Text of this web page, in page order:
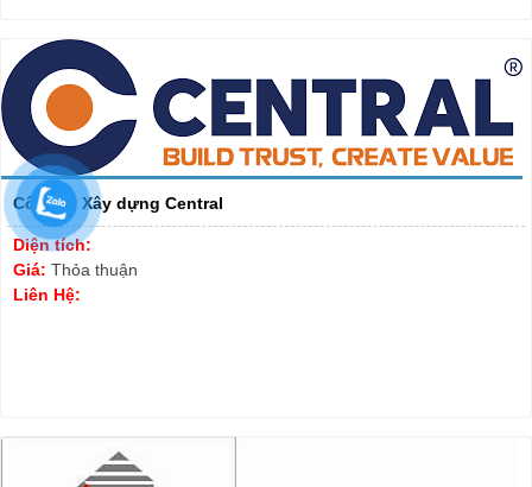
Công ty Xây dựng Central
Diện tích:
Giá: Thỏa thuận
Liên Hệ: